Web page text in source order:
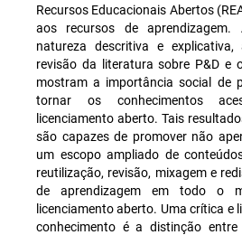
Recursos Educacionais Abertos
aos recursos de
natureza descritiva e
revisão da literatura sobre P&D e
mostram a importância social de
tornar os conhecimentos
licenciamento aberto. Tais
são capazes de promover não
um escopo ampliado de
reutilização, revisão, mixagem e
de aprendizagem em todo o
licenciamento aberto. Uma crítica e
conhecimento é a distinção entre